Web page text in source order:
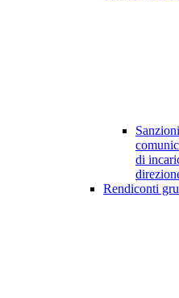
di
Rendiconti